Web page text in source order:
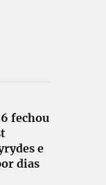
fechou
e
dias